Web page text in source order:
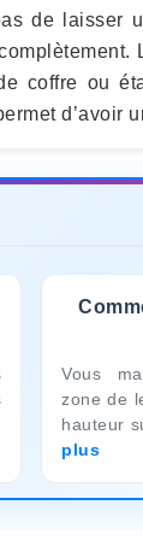
de laisser
coffre ou
d’avoir
Vous
zone de
hauteur
plus